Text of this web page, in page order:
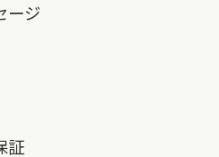
ージ
証